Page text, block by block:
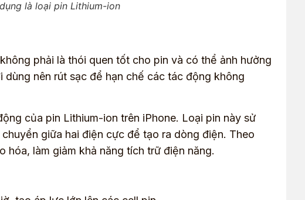
là loại pin Lithium-ion
phải là thói quen tốt cho pin và có thể ảnh hưởng
nên rút sạc để hạn chế các tác động không
của pin Lithium-ion trên iPhone. Loại pin này sử
giữa hai điện cực để tạo ra dòng điện. Theo
hóa, làm giảm khả năng tích trữ điện năng.